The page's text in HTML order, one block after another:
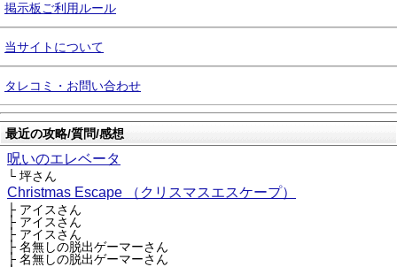
掲示板ご利用ルール
当サイトについて
タレコミ・お問い合わせ
最近の攻略/質問/感想
呪いのエレベータ
└ 坪さん
Christmas Escape （クリスマスエスケープ）
├ アイスさん
├ アイスさん
├ アイスさん
├ 名無しの脱出ゲーマーさん
├ 名無しの脱出ゲーマーさん